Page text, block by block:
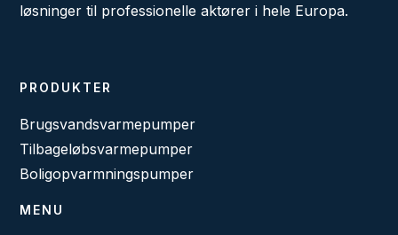
løsninger til professionelle aktører i hele Europa.
PRODUKTER
Brugsvandsvarmepumper
Tilbageløbsvarmepumper
Boligopvarmningspumper
MENU